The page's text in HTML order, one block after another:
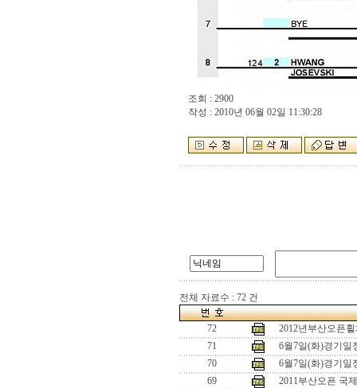
조회 : 2900
작성 : 2010년 06월 02일 11:30:28
전체 자료수 : 72 건
72
2012년부산오픈
71
6월7일(화)경기일
70
6월7일(화)경기일
69
2011부산오픈 국